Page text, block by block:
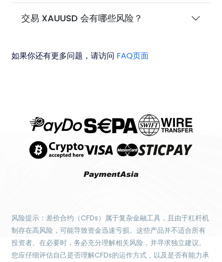
交易 XAUUSD 会有哪些风险？
如果你还有更多问题，请访问 FAQ页面
风险提示：差价合约（CFDs）属于复杂金融工具，且由于杠杆机
制存在高风险，可能导致资金迅速亏损。这些产品并不适合所有
投资者。在必要时，务必充分理解相关风险，并寻求独立建议。
您应仔细评估自己是否理解CFDs的运作方式，以及是否有能力承